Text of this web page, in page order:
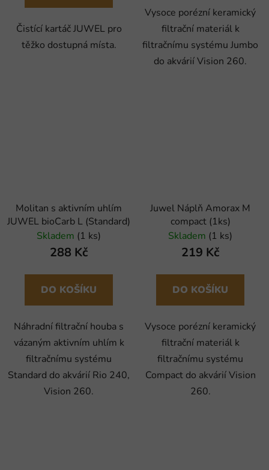
Čistící kartáč JUWEL pro
těžko dostupná místa.
Vysoce porézní keramický
filtrační materiál k
filtračnímu systému Jumbo
do akvárií Vision 260.
Molitan s aktivním uhlím
JUWEL bioCarb L (Standard)
Skladem (1 ks)
288 Kč
DO KOŠÍKU
Náhradní filtrační houba s
vázaným aktivním uhlím k
filtračnímu systému
Standard do akvárií Rio 240,
Vision 260.
Juwel Náplň Amorax M
compact (1ks)
Skladem (1 ks)
219 Kč
DO KOŠÍKU
Vysoce porézní keramický
filtrační materiál k
filtračnímu systému
Compact do akvárií Vision
260.